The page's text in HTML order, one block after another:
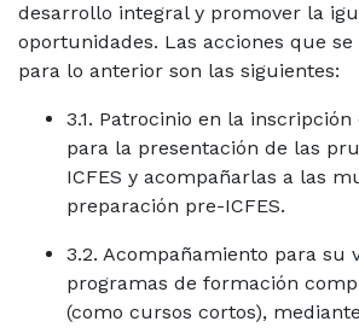
desarrollo integral y promover la
oportunidades. Las acciones que se
para lo anterior son las siguientes:
3.1. Patrocinio en la
para la presentación de las
ICFES y acompañarlas a las
preparación pre-ICFES.
3.2. Acompañamiento para su
programas de formación
(como cursos cortos),